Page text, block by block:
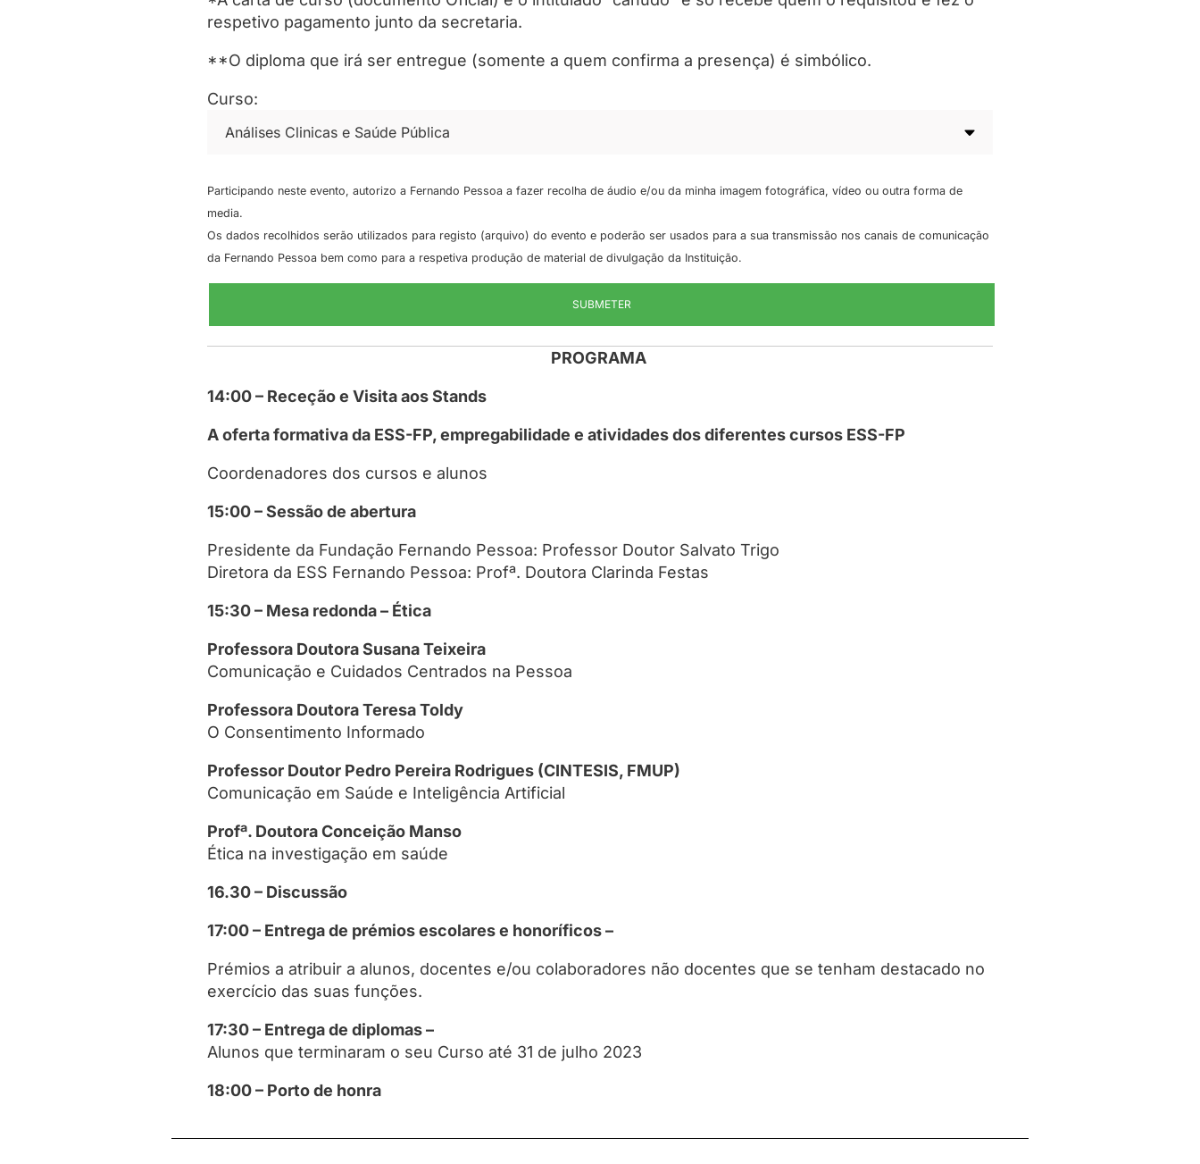
respetivo pagamento junto da secretaria.
**O diploma que irá ser entregue (somente a quem confirma a presença) é simbólico.
Curso:
Participando neste evento, autorizo a Fernando Pessoa a fazer recolha de áudio e/ou da minha imagem fotográfica, vídeo ou outra forma de
media.
Os dados recolhidos serão utilizados para registo (arquivo) do evento e poderão ser usados para a sua transmissão nos canais de comunicação
da Fernando Pessoa bem como para a respetiva produção de material de divulgação da Instituição.
PROGRAMA
14:00 – Receção e Visita aos Stands
A oferta formativa da ESS-FP, empregabilidade e atividades dos diferentes cursos ESS-FP
Coordenadores dos cursos e alunos
15:00 – Sessão de abertura
Presidente da Fundação Fernando Pessoa: Professor Doutor Salvato Trigo
Diretora da ESS Fernando Pessoa: Profª. Doutora Clarinda Festas
15:30 – Mesa redonda – Ética
Professora Doutora Susana Teixeira
Comunicação e Cuidados Centrados na Pessoa
Professora Doutora Teresa Toldy
O Consentimento Informado
Professor Doutor Pedro Pereira Rodrigues (CINTESIS, FMUP)
Comunicação em Saúde e Inteligência Artificial
Profª. Doutora Conceição Manso
Ética na investigação em saúde
16.30 – Discussão
17:00 – Entrega de prémios escolares e honoríficos –
Prémios a atribuir a alunos, docentes e/ou colaboradores não docentes que se tenham destacado no
exercício das suas funções.
17:30 – Entrega de diplomas –
Alunos que terminaram o seu Curso até 31 de julho 2023
18:00 – Porto de honra